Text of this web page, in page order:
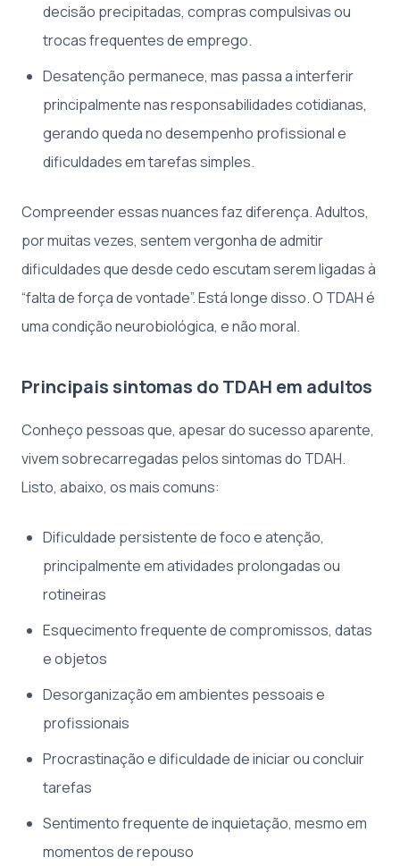
decisão precipitadas, compras compulsivas ou
trocas frequentes de emprego.
Desatenção permanece, mas passa a interferir
principalmente nas responsabilidades cotidianas,
gerando queda no desempenho profissional e
dificuldades em tarefas simples.
Compreender essas nuances faz diferença. Adultos,
por muitas vezes, sentem vergonha de admitir
dificuldades que desde cedo escutam serem ligadas à
“falta de força de vontade”. Está longe disso. O TDAH é
uma condição neurobiológica, e não moral.
Principais sintomas do TDAH em adultos
Conheço pessoas que, apesar do sucesso aparente,
vivem sobrecarregadas pelos sintomas do TDAH.
Listo, abaixo, os mais comuns:
Dificuldade persistente de foco e atenção,
principalmente em atividades prolongadas ou
rotineiras
Esquecimento frequente de compromissos, datas
e objetos
Desorganização em ambientes pessoais e
profissionais
Procrastinação e dificuldade de iniciar ou concluir
tarefas
Sentimento frequente de inquietação, mesmo em
momentos de repouso